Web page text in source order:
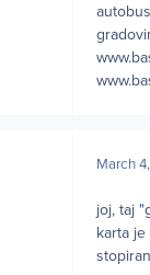
March
joj, taj
karta